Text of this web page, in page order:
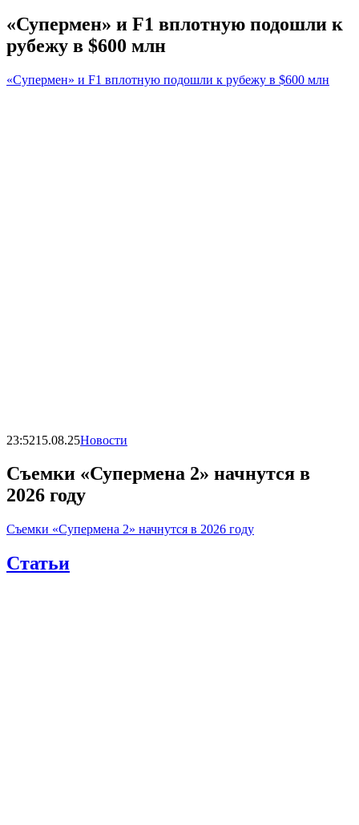
«Супермен» и F1 вплотную подошли к
рубежу в $600 млн
«Супермен» и F1 вплотную подошли к рубежу в $600 млн
23:5215.08.25Новости
Съемки «Супермена 2» начнутся в
2026 году
Съемки «Супермена 2» начнутся в 2026 году
Статьи